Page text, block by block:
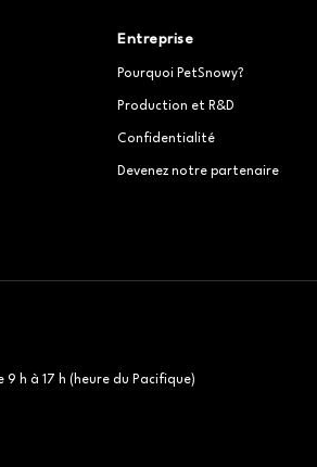
Entreprise
Pourquoi PetSnowy?
Production et R&D
Confidentialité
Devenez notre partenaire
9 h à 17 h (heure du Pacifique)